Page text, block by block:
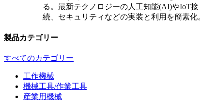
る。最新テクノロジーの人工知能(AI)やIoT接
続、セキュリティなどの実装と利用を簡素化。
製品カテゴリー
すべてのカテゴリー
工作機械
機械工具/作業工具
産業用機械